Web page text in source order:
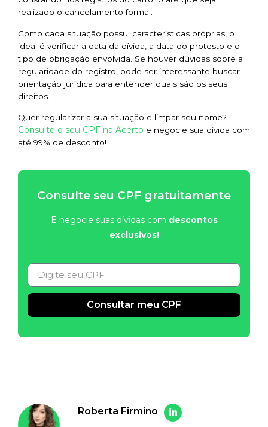
realizado o cancelamento formal.
Como cada situação possui características próprias, o
ideal é verificar a data da dívida, a data do protesto e o
tipo de obrigação envolvida. Se houver dúvidas sobre a
regularidade do registro, pode ser interessante buscar
orientação jurídica para entender quais são os seus
direitos.
Quer regularizar a sua situação e limpar seu nome?
Consulte o seu CPF na Acerto e negocie sua dívida com
até 99% de desconto!
Consulte seu CPF gratuitamente
E negocie suas dívidas com descontos
exclusivos!
Consultar meu CPF
Roberta Firmino